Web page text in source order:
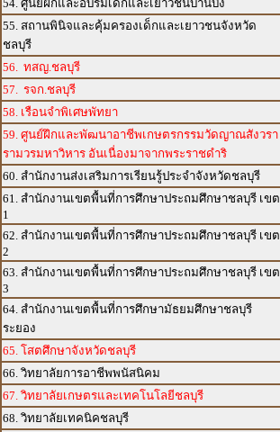
54. ศูนย์ฝึกและอบรมเด็กและเยาวชนบ้านบึง
55. สถานพินิจและคุ้มครองเด็กและเยาวชนจังหวัด
ชลบุรี
56. ทสญ.ชลบุรี
57. รจก.ชลบุรี
58. เรือนจำพิเศษพัทยา
59. ศูนย์ฝึกและพัฒนาอาชีพเกษตรกรรมวัดญาณสังวรา
รามวรมหาวิหาร อันเนื่องมาจากพระราชดำริ
60. สำนักงานส่งเสริมการเรียนรู้ประจำจังหวัดชลบุรี
61. สำนักงานเขตพื้นที่การศึกษาประถมศึกษาชลบุรี เขต
1
62. สำนักงานเขตพื้นที่การศึกษาประถมศึกษาชลบุรี เขต
2
63. สำนักงานเขตพื้นที่การศึกษาประถมศึกษาชลบุรี เขต
3
64. สำนักงานเขตพื้นที่การศึกษามัธยมศึกษาชลบุรี
ระยอง
65. โสตศึกษาจังหวัดชลบุรี
66. วิทยาลัยการอาชีพพนัสนิคม
67. วิทยาลัยเกษตรและเทคโนโลยีชลบุรี
68. วิทยาลัยเทคนิคชลบุรี